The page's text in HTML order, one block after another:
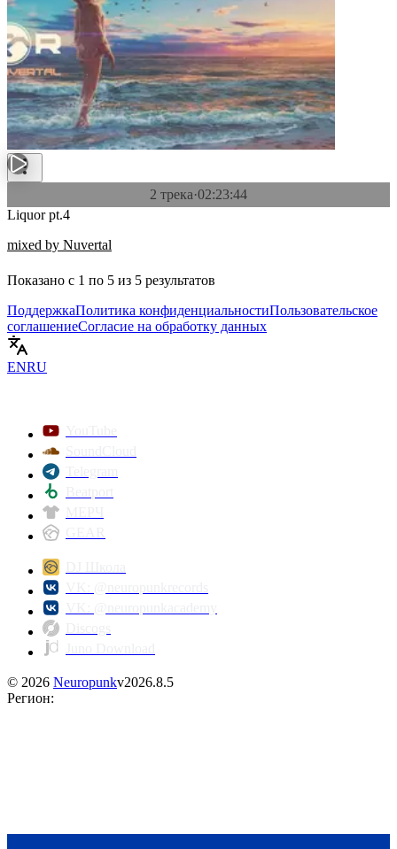
2 трека·02:23:44
Liquor pt.4
mixed by Nuvertal
Показано с 1 по 5 из 5 результатов
ПоддержкаПолитика конфиденциальностиПользовательское
соглашениеСогласие на обработку данных
ENRU
© 2026 Neuropunkv2026.8.5
Регион: